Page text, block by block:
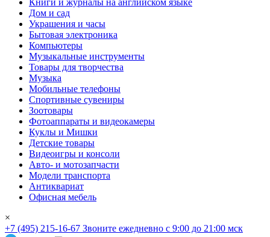
Книги и журналы на английском языке
Дом и сад
Украшения и часы
Бытовая электроника
Компьютеры
Музыкальные инструменты
Товары для творчества
Музыка
Мобильные телефоны
Спортивные сувениры
Зоотовары
Фотоаппараты и видеокамеры
Куклы и Мишки
Детские товары
Видеоигры и консоли
Авто- и мотозапчасти
Модели транспорта
Антиквариат
Офисная мебель
×
+7 (495) 215-16-67 Звоните ежедневно с 9:00 до 21:00 мск